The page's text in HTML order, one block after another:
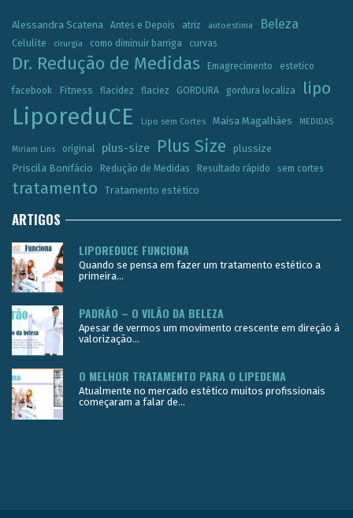
Alessandra Scatena Antes e Depois atriz autoestima Beleza
Celulite cirurgia como diminuir barriga curvas
Dr. Redução de Medidas Emagrecimento estetico
facebook Fitness flacidez flaciez GORDURA gordura localiza lipo
LiporeduCE Lipo sem Cortes Maísa Magalhães MEDIDAS
Miriam Lins original plus-size Plus Size
plussize
Priscila Bonifácio
Redução de Medidas Resultado rápido sem cortes
tratamento Tratamento estético
ARTIGOS
LIPOREDUCE FUNCIONA
Quando se pensa em fazer um tratamento estético a
primeira...
PADRÃO – O VILÃO DA BELEZA
Apesar de vermos um movimento crescente em direção à
valorização...
O MELHOR TRATAMENTO PARA O LIPEDEMA
Atualmente no mercado estético muitos profissionais
começaram a falar de...